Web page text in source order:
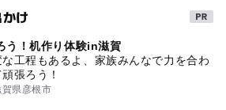
け
う！机作り体験in滋賀
な工程もあるよ、家族みんなで力を合わ
張ろう！
賀県彦根市